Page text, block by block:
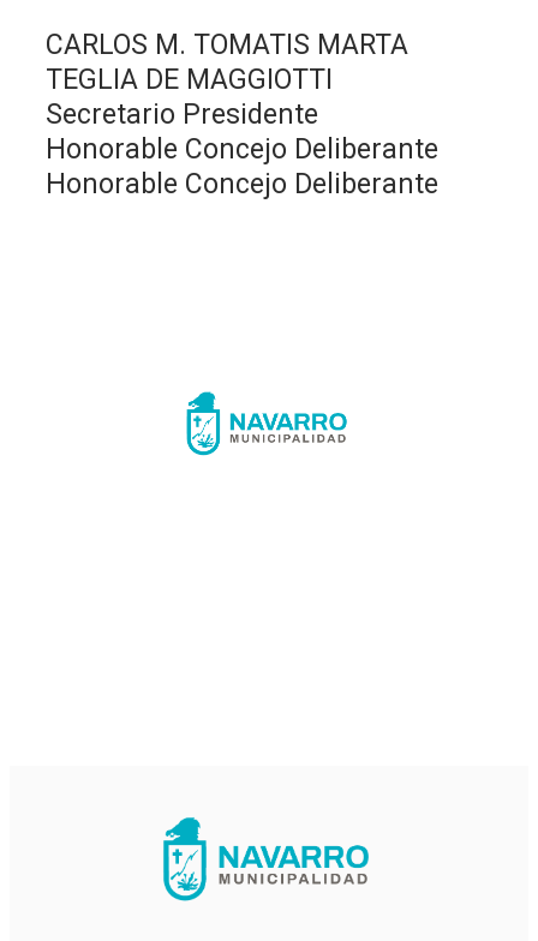
CARLOS M. TOMATIS MARTA
TEGLIA DE MAGGIOTTI
Secretario Presidente
Honorable Concejo Deliberante
Honorable Concejo Deliberante